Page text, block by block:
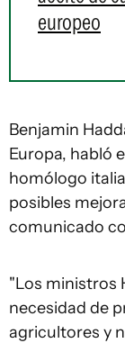
europeo
Benjamin
Europa, habló
homólogo
posibles
comunicado
"Los ministros
necesidad de
agricultores y